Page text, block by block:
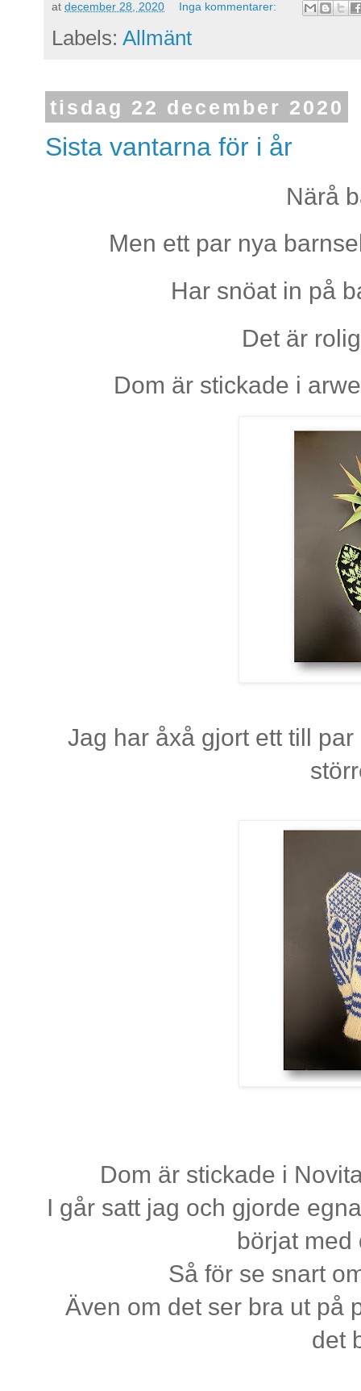
at december 28, 2020 Inga kommentarer:
Labels: Allmänt
tisdag 22 december 2020
Sista vantarna för i år
Närå
Men ett par nya
Har snöat in på
Det är
Dom är stickade i
Jag har åxå gjort ett till
Dom är stickade i
I går satt jag och gjorde
börjat
Så för se snart
Även om det ser bra ut på
det